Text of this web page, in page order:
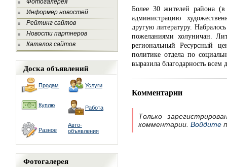
Фотогалерея
Информер новостей
Рейтинг сайтов
Новости партнеров
Каталог сайтов
Доска объявлений
Продам Услуги
Куплю Работа
Разное
Авто-
объявления
Фотогалерея
Более 30 жителей района
администрацию
другую литературу.
пожеланиями холуничан.
региональный Ресурсный
политике отдела по
выразила благодарность
Комментарии
Только
комментарии. Войдите